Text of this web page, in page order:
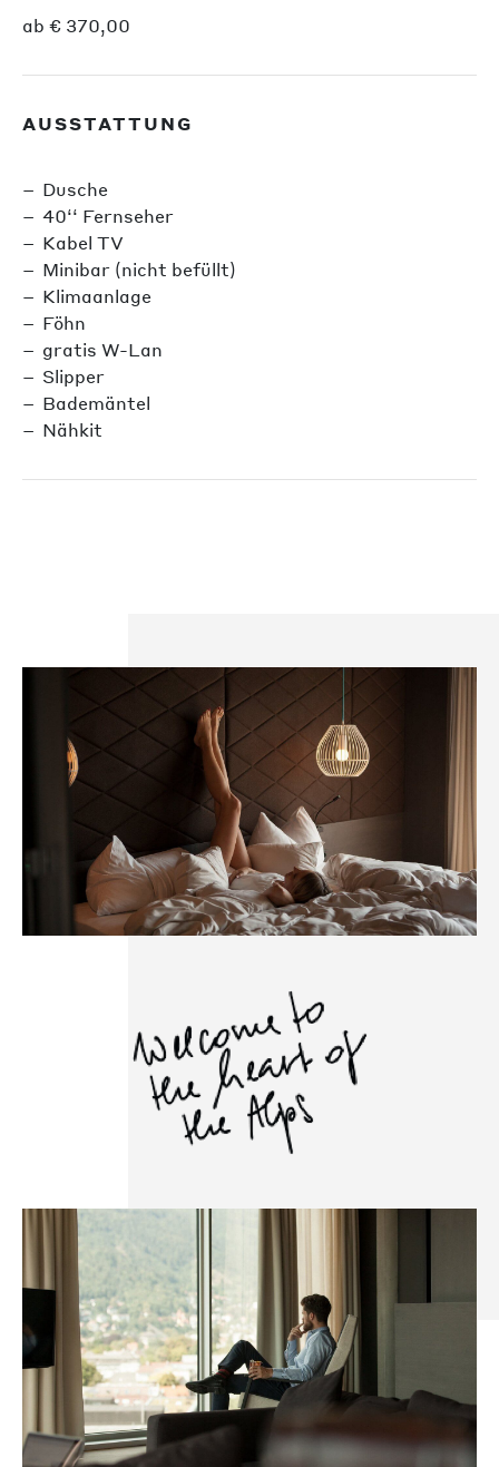
ab € 370,00
AUSSTATTUNG
Dusche
40‘‘ Fernseher
Kabel TV
Minibar (nicht befüllt)
Klimaanlage
Föhn
gratis W-Lan
Slipper
Bademäntel
Nähkit